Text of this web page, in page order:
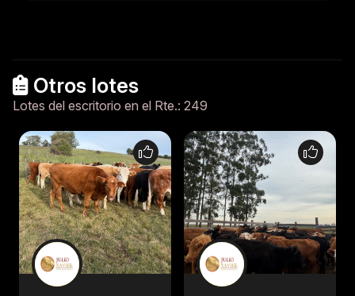
Otros lotes
Lotes del escritorio en el Rte.: 249